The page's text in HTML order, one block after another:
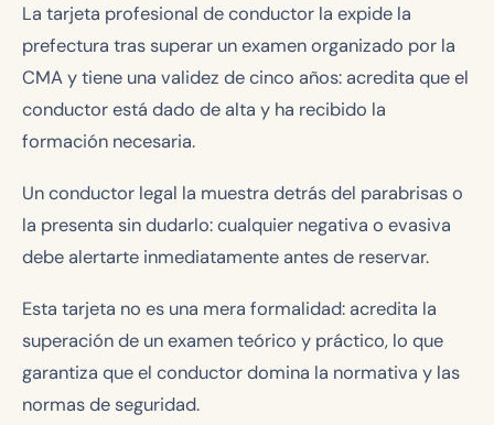
La tarjeta profesional de conductor la expide la
prefectura tras superar un examen organizado por la
CMA y tiene una validez de cinco años: acredita que el
conductor está dado de alta y ha recibido la
formación necesaria.
Un conductor legal la muestra detrás del parabrisas o
la presenta sin dudarlo: cualquier negativa o evasiva
debe alertarte inmediatamente antes de reservar.
Esta tarjeta no es una mera formalidad: acredita la
superación de un examen teórico y práctico, lo que
garantiza que el conductor domina la normativa y las
normas de seguridad.